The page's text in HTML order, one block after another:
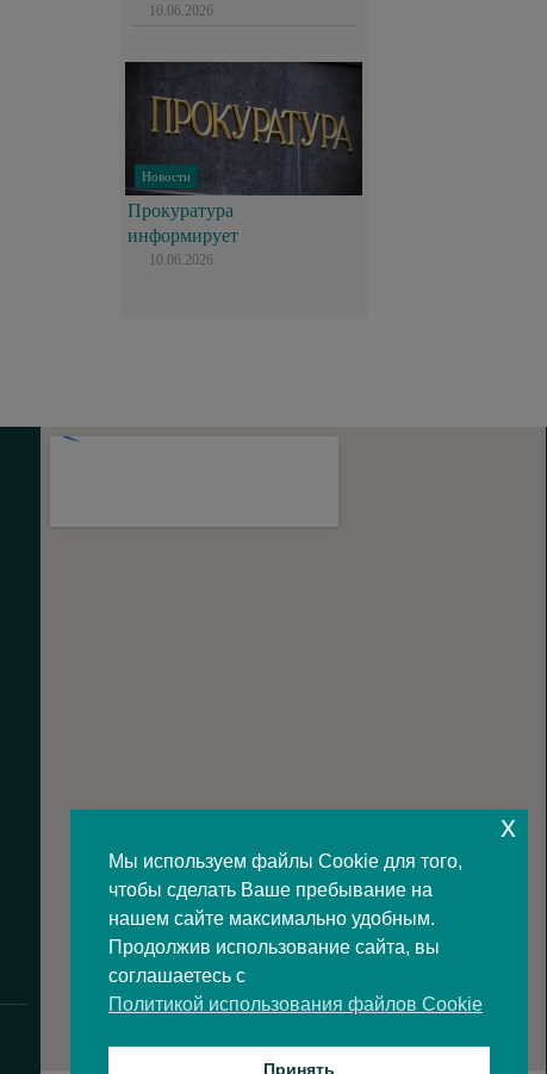
10.06.2026
Новости
Прокуратура
информирует
10.06.2026
Мы используем файлы Cookie для того,
чтобы сделать Ваше пребывание на
нашем сайте максимально удобным.
Продолжив использование сайта, вы
соглашаетесь с
Политикой использования файлов Cookie
Принять
x